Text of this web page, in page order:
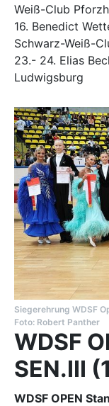
Weiß-Club
16. Benedict
Schwarz-Weiß-
23.- 24. Elias
Ludwigsburg
Siegerehrung WDSF
Foto: Robert Panther
WDSF
SEN.III
WDSF OPEN